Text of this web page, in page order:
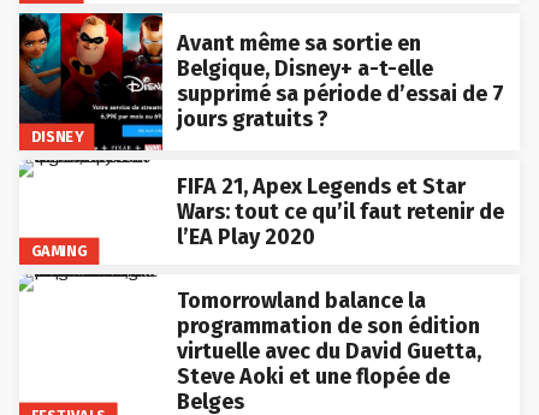
DISNEY
Avant même sa sortie en
Belgique, Disney+ a-t-elle
supprimé sa période d’essai de 7
jours gratuits ?
GAMING
FIFA 21, Apex Legends et Star
Wars: tout ce qu’il faut retenir de
l’EA Play 2020
Tomorrowland balance la
programmation de son édition
virtuelle avec du David Guetta,
Steve Aoki et une flopée de
Belges